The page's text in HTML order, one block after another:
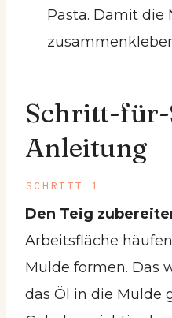
Pasta. Damit die
Schritt-
Anleitung
SCHRITT 1
Den Teig
Arbeitsfläche
Mulde formen. Das
das Öl in die Mulde